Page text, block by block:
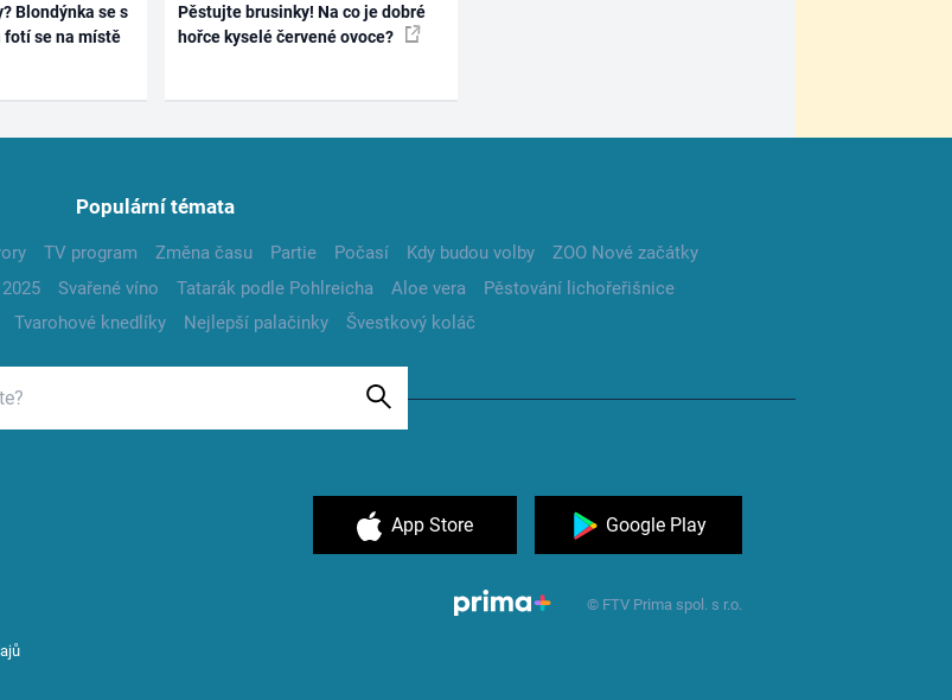
Blondýnka se s
fotí se na místě
Pěstujte brusinky! Na co je dobré
hořce kyselé červené ovoce?
Populární témata
TV program Změna času Partie Počasí Kdy budou volby
ZOO Nové začátky
Svařené víno Tatarák podle Pohlreicha Aloe vera
Pěstování lichořeřišnice
Tvarohové knedlíky Nejlepší palačinky Švestkový koláč
App Store Google Play
© FTV Prima spol. s r.o.